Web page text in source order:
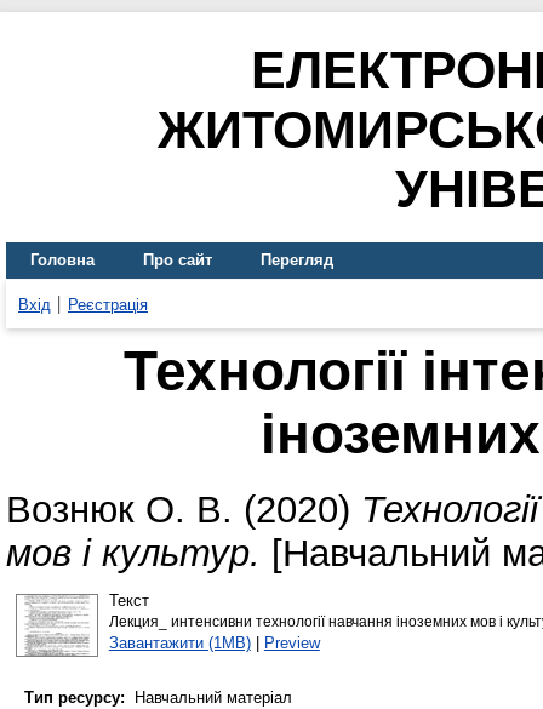
Головна Про сайт Перегляд
Вхід Реєстрація
Технології
Вознюк О. В. (2020)
мов і культур. [Навчальний
Текст
Лекция_ интенсивни технології навчання іноземних мов і
Завантажити (1MB)| Preview
Тип ресурсу: Навчальний матеріал